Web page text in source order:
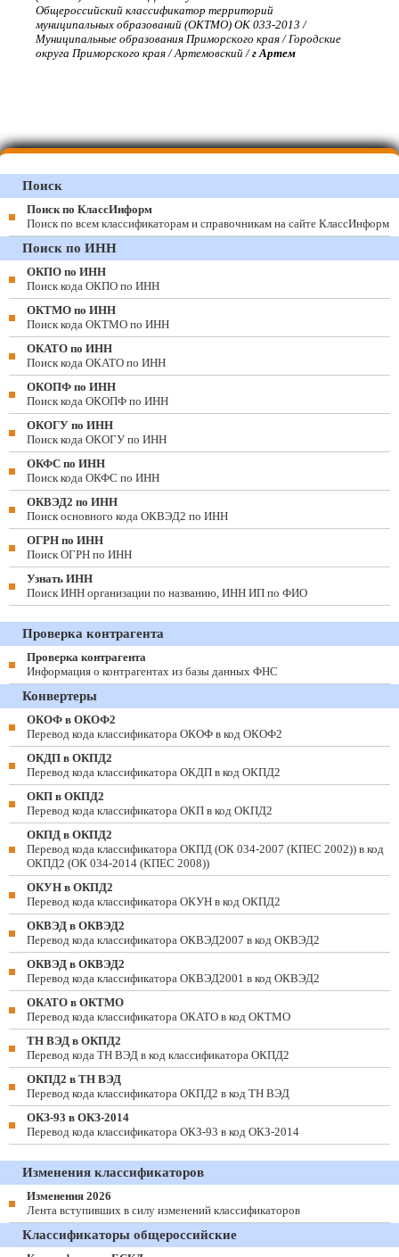
Общероссийский классификатор территорий
муниципальных образований (ОКТМО) ОК 033-2013 /
Муниципальные образования Приморского края / Городские
округа Приморского края / Артемовский /г Артем
Поиск
Поиск по КлассИнформ
Поиск по всем классификаторам и справочникам на сайте КлассИнформ
Поиск по ИНН
ОКПО по ИНН
Поиск кода ОКПО по ИНН
ОКТМО по ИНН
Поиск кода ОКТМО по ИНН
ОКАТО по ИНН
Поиск кода ОКАТО по ИНН
ОКОПФ по ИНН
Поиск кода ОКОПФ по ИНН
ОКОГУ по ИНН
Поиск кода ОКОГУ по ИНН
ОКФС по ИНН
Поиск кода ОКФС по ИНН
ОКВЭД2 по ИНН
Поиск основного кода ОКВЭД2 по ИНН
ОГРН по ИНН
Поиск ОГРН по ИНН
Узнать ИНН
Поиск ИНН организации по названию, ИНН ИП по ФИО
Проверка контрагента
Проверка контрагента
Информация о контрагентах из базы данных ФНС
Конвертеры
ОКОФ в ОКОФ2
Перевод кода классификатора ОКОФ в код ОКОФ2
ОКДП в ОКПД2
Перевод кода классификатора ОКДП в код ОКПД2
ОКП в ОКПД2
Перевод кода классификатора ОКП в код ОКПД2
ОКПД в ОКПД2
Перевод кода классификатора ОКПД (ОК 034-2007 (КПЕС 2002)) в код
ОКПД2 (ОК 034-2014 (КПЕС 2008))
ОКУН в ОКПД2
Перевод кода классификатора ОКУН в код ОКПД2
ОКВЭД в ОКВЭД2
Перевод кода классификатора ОКВЭД2007 в код ОКВЭД2
ОКВЭД в ОКВЭД2
Перевод кода классификатора ОКВЭД2001 в код ОКВЭД2
ОКАТО в ОКТМО
Перевод кода классификатора ОКАТО в код ОКТМО
ТН ВЭД в ОКПД2
Перевод кода ТН ВЭД в код классификатора ОКПД2
ОКПД2 в ТН ВЭД
Перевод кода классификатора ОКПД2 в код ТН ВЭД
ОКЗ-93 в ОКЗ-2014
Перевод кода классификатора ОКЗ-93 в код ОКЗ-2014
Изменения классификаторов
Изменения 2026
Лента вступивших в силу изменений классификаторов
Классификаторы общероссийские